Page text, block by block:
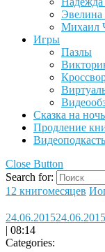
Эвелина
Михаил
Игры
Пазлы
Сказка на ночь
Продление
Close Button
Search for:
12 книгомесяцев
24.06.201524.06.2015
| 08:14
Categories: